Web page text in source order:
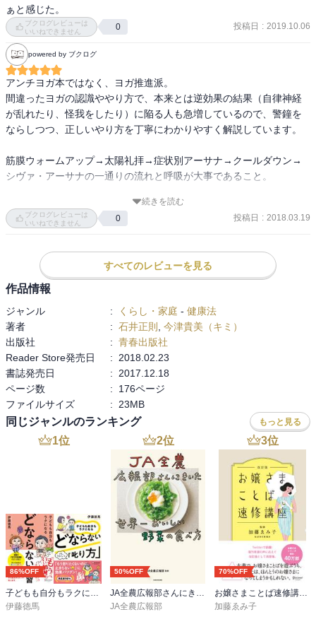
ぁと感じた。
ブクログレビューは
いいねできません
0 投稿日 : 2019.10.06
powered by ブクログ
アンチヨガ本ではなく、ヨガ推進派。
間違ったヨガの認識ややり方で、本来とは逆効果の結果（自律神経
が乱れたり、怪我をしたり）に陥る人も急増しているので、警鐘を
ならしつつ、正しいやり方を丁寧にわかりやすく解説しています。
筋膜ウォームアップ→太陽礼拝→症状別アーサナ→クールダウン→
シヴァ・アーサナの一通りの流れと呼吸が大事であること。
実践編では、症状別のシークエンス例、注意点など細かに記載され
ており、とても親切で良心的な内容。
ただ、筋膜ウォームアップの中には、ヨガインストラクターの私で
も股関節を傷めやすいポーズがいくつかあったり、骨格によっては
これは肩を傷めるという筋膜ポーズもあったり、怪我をしないよう
続きを読む
ブクログレビューは
いいねできません
0 投稿日 : 2018.03.19
すべてのレビューを見る
作品情報
ジャンル : くらし・家庭 - 健康法
著者
: 石井正則
今津貴美（キミ）
出版社
: 青春出版社
Reader Store発売日
:
2018.02.23
書誌発売日
:
2017.12.18
ページ数
:
176ページ
ファイルサイズ
: 23MB
同じジャンルのランキング もっと見る
1位
86%OFF
子どもも自分もラクになる どならない練習＋どならない叱り方【2冊合本版】
伊藤徳馬
2位
50%OFF
JA全農広報部さんにきいた 世界一おいしい野菜の食べ方
JA全農広報部
3位
70%OFF
お嬢さまことば速修講座 改訂版
加藤ゑみ子